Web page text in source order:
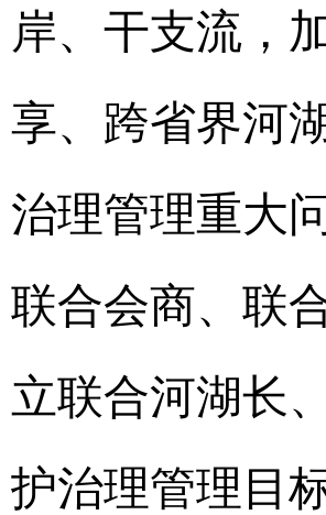
岸、干支流，
享、跨省界河
治理管理重大
联合会商、联
立联合河湖长
护治理管理目